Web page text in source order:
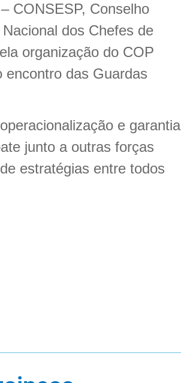
CONSESP, Conselho
dos Chefes de
organização do COP
encontro das Guardas
e garantia
junto a outras forças
estratégias entre todos